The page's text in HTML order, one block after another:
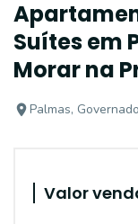
Suítes em
Morar na
Palmas,
Valor